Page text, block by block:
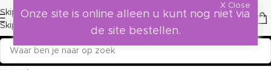
Skip to navigation
Skip to main content
X Close
Onze site is online alleen u kunt nog niet via
de site bestellen.